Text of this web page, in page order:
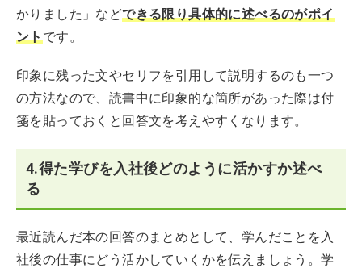
かりました」などできる限り具体的に述べるのがポイ
ントです。
印象に残った文やセリフを引用して説明するのも一つ
の方法なので、読書中に印象的な箇所があった際は付
箋を貼っておくと回答文を考えやすくなります。
4.得た学びを入社後どのように活かすか述べ
る
最近読んだ本の回答のまとめとして、学んだことを入
社後の仕事にどう活かしていくかを伝えましょう。学